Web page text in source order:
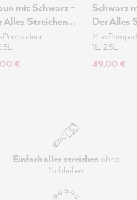
mit Schwarz -
Alles Streichen
1L
€
Schwarz
Der Alles
Lack 1L
1L, 2.5L
49,00 €
Einfach alles streichen ohne
Schleifen